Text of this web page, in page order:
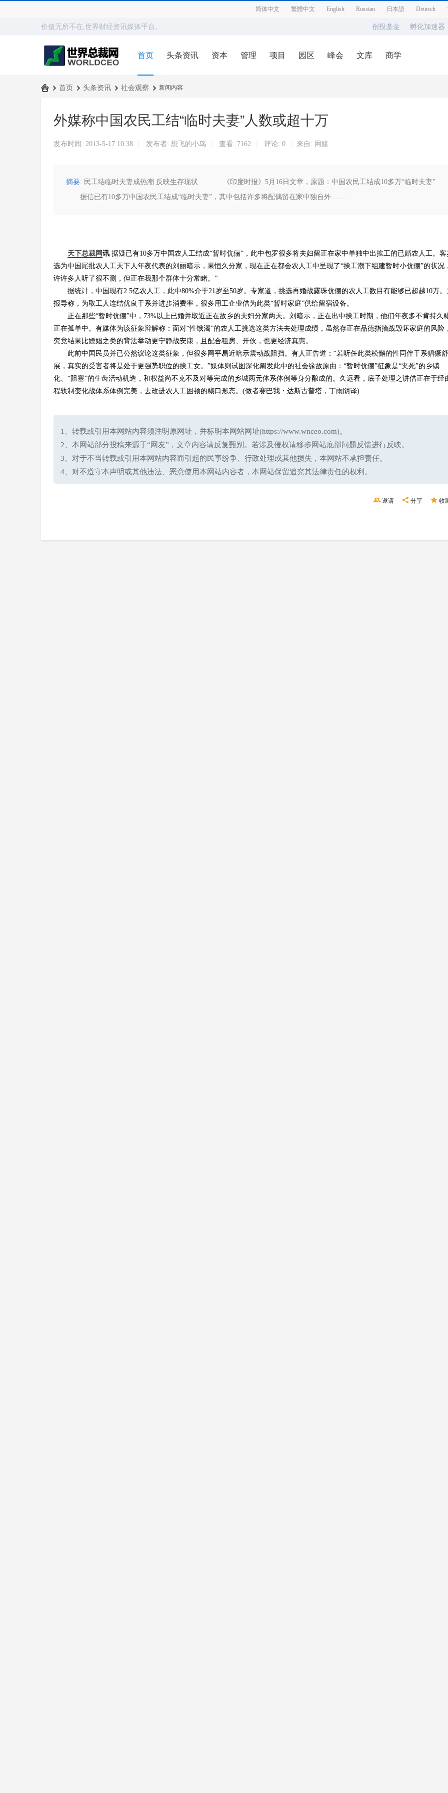
简体中文 繁體中文 English Russian 日本語 Deutsch
价值无所不在,世界财经资讯媒体平台。 创投基金 孵化加速器
首页 头条资讯 资本 管理 项目 园区 峰会 文库 商学
› 首页 › 头条资讯 › 社会观察 › 新闻内容
外媒称中国农民工结“临时夫妻”人数或超十万
发布时间: 2013-5-17 10:38 发布者: 想飞的小鸟 查看: 7162 评论: 0 来自: 网媒
摘要: 民工结临时夫妻成热潮 反映生存现状 《印度时报》5月16日文章，原题：中国农民工结成10多万“临时夫妻”
据信已有10多万中国农民工结成“临时夫妻”，其中包括许多将配偶留在家中独自外 ... ...
天下总裁网讯 据疑已有10多万中国农人工结成“暂时伉俪”，此中包罗很多将夫妇留正在家中单独中出挨工的已婚农人工。客
选为中国尾批农人工天下人年夜代表的刘丽暗示，果恒久分家，现在正在都会农人工中呈现了“挨工潮下组建暂时小伉俪”的状况
许许多人听了很不测，但正在我那个群体十分常睹。”
据统计，中国现有2.5亿农人工，此中80%介于21岁至50岁。专家道，挑选再婚战露珠伉俪的农人工数目有能够已超越10万。
报导称，为取工人连结优良干系并进步消费率，很多用工企业借为此类“暂时家庭”供给留宿设备。
正在那些“暂时伉俪”中，73%以上已婚并取近正在故乡的夫妇分家两天。刘暗示，正在出中挨工时期，他们年夜多不肯持久
正在孤单中。有媒体为该征象辩解称：面对“性饿渴”的农人工挑选这类方法去处理成绩，虽然存正在品德指摘战毁坏家庭的风险
究竟结果比嫖娼之类的背法举动更宁静战安康，且配合租房、开伙，也更经济真惠。
此前中国民员并已公然议论这类征象，但很多网平易近暗示震动战阻挡。有人正告道：“若听任此类松懈的性同伴干系猖獗舒
展，真实的受害者将是处于更强势职位的挨工女。”媒体则试图深化阐发此中的社会缘故原由：“暂时伉俪”征象是“夹死”的乡镇
化、“阻塞”的生齿活动机造，和权益尚不克不及对等完成的乡城两元体系体例等身分酿成的。久远看，底子处理之讲借正在于经
程轨制变化战体系体例完美，去改进农人工困顿的糊口形态。(做者赛巴我・达斯古普塔，丁雨阴译)
1、转载或引用本网站内容须注明原网址，并标明本网站网址(https://www.wnceo.com)。
2、本网站部分投稿来源于“网友”，文章内容请反复甄别。若涉及侵权请移步网站底部问题反馈进行反映。
3、对于不当转载或引用本网站内容而引起的民事纷争、行政处理或其他损失，本网站不承担责任。
4、对不遵守本声明或其他违法、恶意使用本网站内容者，本网站保留追究其法律责任的权利。
收
分享
邀请